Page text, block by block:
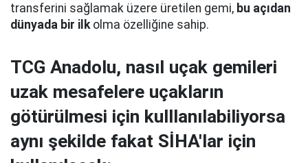
transferini sağlamak üzere üretilen gemi, bu açıdan
dünyada bir ilkolma özelliğine sahip.
TCG Anadolu, nasıl uçak gemileri
uzak mesafelere uçakların
götürülmesi için kulllanılabiliyorsa
aynı şekilde fakat SİHA'lar için